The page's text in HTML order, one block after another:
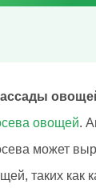
овощей.
может
таких как